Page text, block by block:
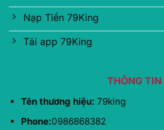
Nạp Tiền 79King
Tải app 79King
THÔNG TIN
Tên thương hiệu: 79king
Phone:0986868382